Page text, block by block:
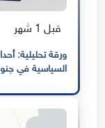
قبل 1 شهر
ورقة تحليلية:
السياسية في